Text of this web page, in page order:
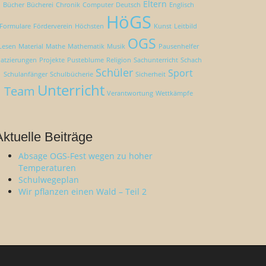
Bücher Bücherei Chronik Computer Deutsch Eltern Englisch
Formulare Förderverein Höchsten HöGS Kunst Leitbild
Material Mathe Mathematik Musik OGS Pausenhelfer
Projekte Pusteblume Religion Sachunterricht Schach
Schulanfänger Schulbücherie Schüler Sicherheit Sport
Team Unterricht Verantwortung Wettkämpfe
Beiträge
Absage OGS-Fest wegen zu hoher
Temperaturen
Schulwegeplan
Wir pflanzen einen Wald – Teil 2